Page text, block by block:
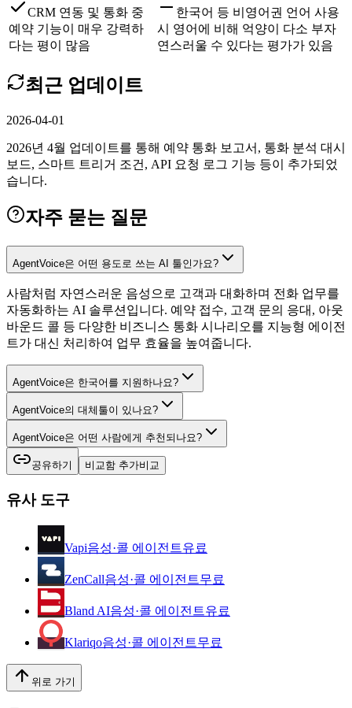
CRM 연동 및 통화 중
예약 기능이 매우 강력하
다는 평이 많음
한국어 등 비영어권 언어 사용
시 영어에 비해 억양이 다소 부자
연스러울 수 있다는 평가가 있음
최근 업데이트
2026-04-01
2026년 4월 업데이트를 통해 예약 통화 보고서, 통화 분석 대시
보드, 스마트 트리거 조건, API 요청 로그 기능 등이 추가되었
습니다.
자주 묻는 질문
AgentVoice은 어떤 용도로 쓰는 AI 툴인가요?
사람처럼 자연스러운 음성으로 고객과 대화하며 전화 업무를
자동화하는 AI 솔루션입니다. 예약 접수, 고객 문의 응대, 아웃
바운드 콜 등 다양한 비즈니스 통화 시나리오를 지능형 에이전
트가 대신 처리하여 업무 효율을 높여줍니다.
AgentVoice은 한국어를 지원하나요?
AgentVoice의 대체툴이 있나요?
AgentVoice은 어떤 사람에게 추천되나요?
공유하기 비교함 추가비교
유사 도구
Vapi음성·콜 에이전트유료
ZenCall음성·콜 에이전트무료
Bland AI음성·콜 에이전트유료
Klariqo음성·콜 에이전트무료
위로 가기